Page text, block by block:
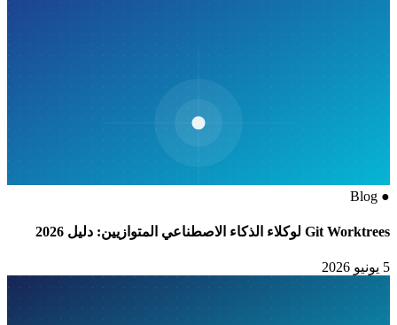
●
Blog
Git Worktrees لوكلاء الذكاء الاصطناعي المتوازيين: دليل 2026